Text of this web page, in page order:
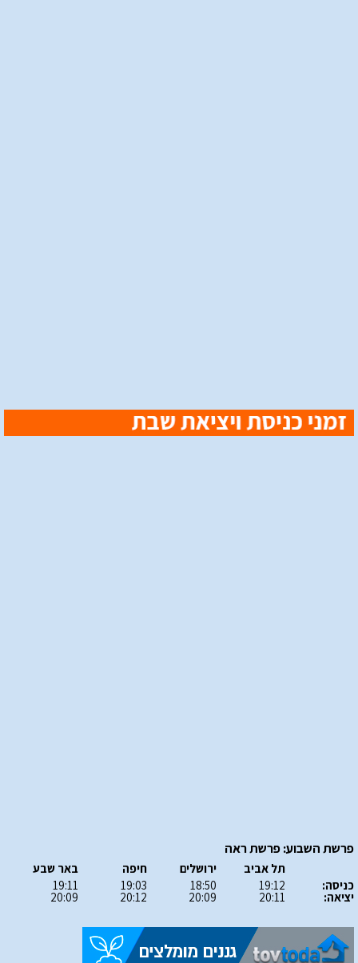
פרשת השבוע: פרשת ראה
כניסה:
יציאה:
תל אביב
19:12
20:11
ירושלים
18:50
20:09
חיפה
19:03
20:12
באר שבע
19:11
20:09